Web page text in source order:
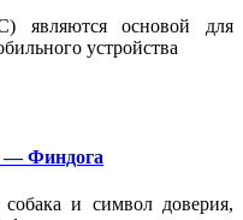
являются основой для
устройства
— Финдога
и символ доверия,